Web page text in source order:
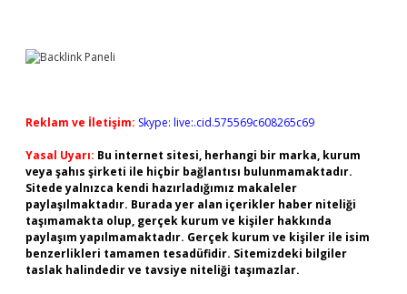
Reklam ve İletişim: Skype: live:.cid.575569c608265c69
Yasal Uyarı: Bu internet sitesi, herhangi bir marka, kurum
veya şahıs şirketi ile hiçbir bağlantısı bulunmamaktadır.
Sitede yalnızca kendi hazırladığımız makaleler
paylaşılmaktadır. Burada yer alan içerikler haber niteliği
taşımamakta olup, gerçek kurum ve kişiler hakkında
paylaşım yapılmamaktadır. Gerçek kurum ve kişiler ile isim
benzerlikleri tamamen tesadüfidir. Sitemizdeki bilgiler
taslak halindedir ve tavsiye niteliği taşımazlar.